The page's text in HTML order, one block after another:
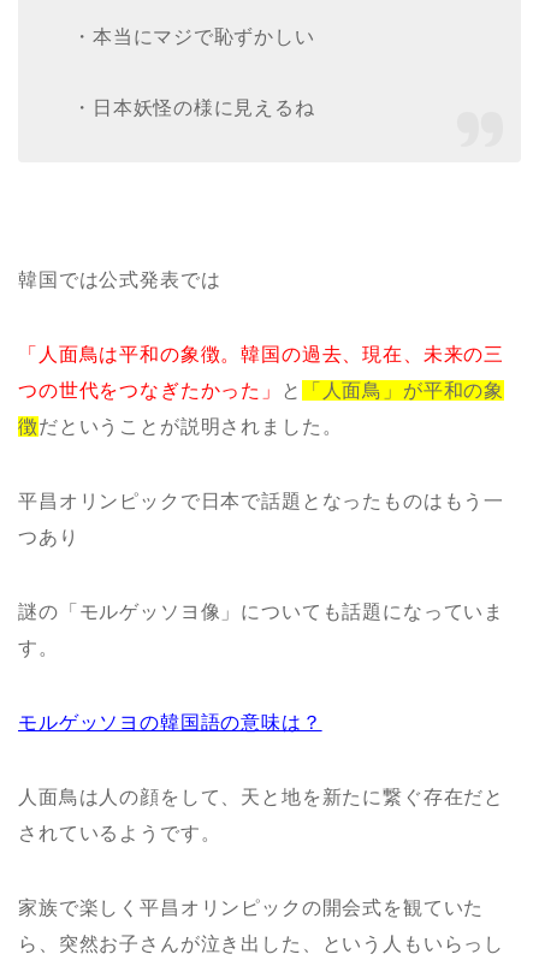
・本当にマジで恥ずかしい
・日本妖怪の様に見えるね
韓国では公式発表では
「人面鳥は平和の象徴。韓国の過去、現在、未来の三
つの世代をつなぎたかった」
と
「人面鳥」が平和の象
徴だということが説明されました。
平昌オリンピックで日本で話題となったものはもう一
つあり
謎の「モルゲッソヨ像」についても話題になっていま
す。
モルゲッソヨの韓国語の意味は？
人面鳥は人の顔をして、天と地を新たに繋ぐ存在だと
されているようです。
家族で楽しく平昌オリンピックの開会式を観ていた
ら、突然お子さんが泣き出した、という人もいらっし